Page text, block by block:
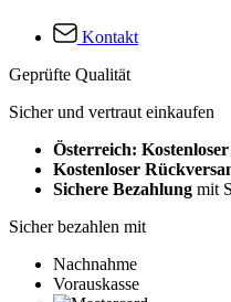
Kontakt
Geprüfte Qualität
Sicher und vertraut einkaufen
Österreich:
Kostenloser
Sichere Bezahlung mit
Sicher bezahlen mit
Nachnahme
Vorauskasse